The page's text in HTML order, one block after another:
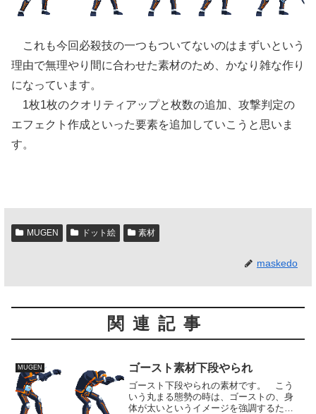
これも今回必殺技の一つもついてないのはまずいという
理由で無理やり間に合わせた素材のため、かなり雑な作り
になっています。
1枚1枚のクオリティアップと枚数の追加、攻撃判定の
エフェクト作成といった要素を追加していこうと思いま
す。
MUGEN ドット絵 素材
maskedo
関連記事
MUGEN ゴースト素材下段やられ
ゴースト下段やられの素材です。 こう
いう丸まる態勢の時は、ゴーストの、身
体が太いというイメージを強調するため